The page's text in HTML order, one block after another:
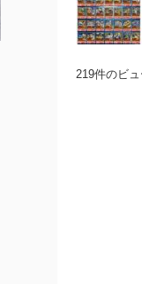
219件のビュ